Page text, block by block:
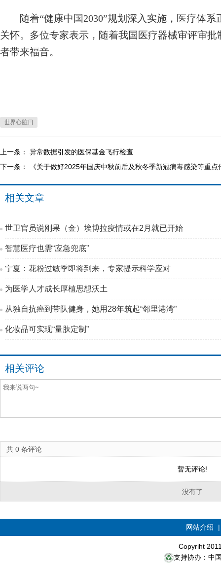
随着“健康中国2030”规划深入实施，医疗体系
关怀。多位专家表示，随着我国医疗器械审评审
者带来福音。
世界心脏日
上一条： 异常数据引发的医保基金飞行检查
下一条：
《关于做好2025年国庆中秋前后及秋冬季新冠病毒感染等重
相关文章
世卫官员说刚果（金）埃博拉疫情或在2月就已开始
智慧医疗也需“应急兜底”
宁夏：花粉过敏季即将到来，专家提示科学应对
为医学人才成长厚植思想沃土
从独自抗癌到带队健身，她用28年筑起“邻里港湾”
化妆品可实现“量肤定制”
相关评论
共 0 条评论
暂无评论!
没有了
网站介绍
Copyriht
支持协办：中